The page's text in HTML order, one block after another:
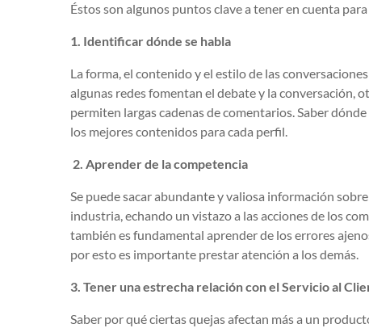
Éstos son algunos puntos clave a tener en cuenta
1. Identificar dónde se habla
La forma, el contenido y el estilo de las
algunas redes fomentan el debate y la conversación,
permiten largas cadenas de comentarios. Saber
los mejores contenidos para cada perfil.
2. Aprender de la competencia
Se puede sacar abundante y valiosa información
industria, echando un vistazo a las acciones de los
también es fundamental aprender de los errores
por esto es importante prestar atención a los demás.
3. Tener una estrecha relación con el Servicio al
Saber por qué ciertas quejas afectan más a un